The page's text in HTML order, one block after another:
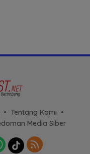
Tentang Kami
Media Siber